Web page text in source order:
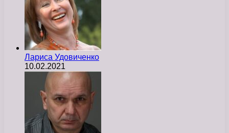
Лариса Удовиченко
10.02.2021